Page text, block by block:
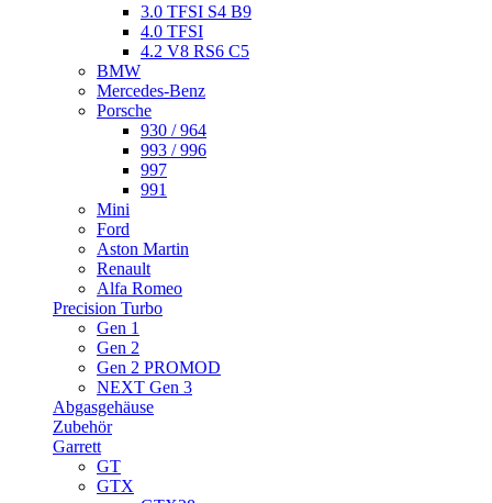
3.0 TFSI S4 B9
4.0 TFSI
4.2 V8 RS6 C5
BMW
Mercedes-Benz
Porsche
930 / 964
993 / 996
997
991
Mini
Ford
Aston Martin
Renault
Alfa Romeo
Precision Turbo
Gen 1
Gen 2
Gen 2 PROMOD
NEXT Gen 3
Abgasgehäuse
Zubehör
Garrett
GT
GTX